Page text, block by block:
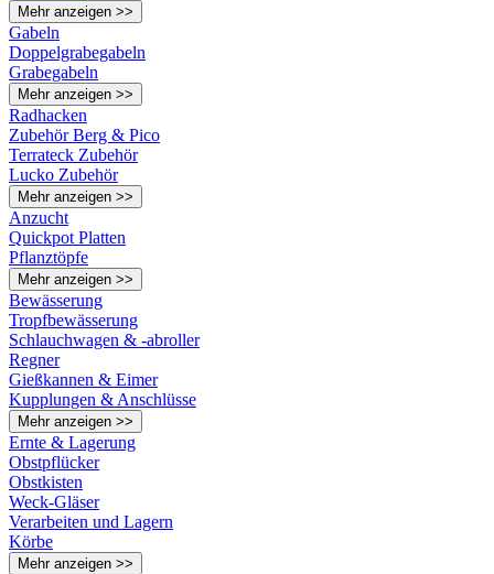
Mehr anzeigen >>
Gabeln
Doppelgrabegabeln
Grabegabeln
Mehr anzeigen >>
Radhacken
Zubehör Berg & Pico
Terrateck Zubehör
Lucko Zubehör
Mehr anzeigen >>
Anzucht
Quickpot Platten
Pflanztöpfe
Mehr anzeigen >>
Bewässerung
Tropfbewässerung
Schlauchwagen & -abroller
Regner
Gießkannen & Eimer
Kupplungen & Anschlüsse
Mehr anzeigen >>
Ernte & Lagerung
Obstpflücker
Obstkisten
Weck-Gläser
Verarbeiten und Lagern
Körbe
Mehr anzeigen >>